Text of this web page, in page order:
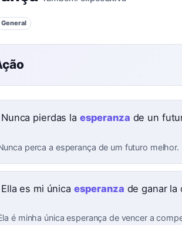
General
Nunca pierdas la esperanza de un
perca a esperança de um futuro melhor.
Ella es mi única esperanza de ganar la
é minha única esperança de vencer a